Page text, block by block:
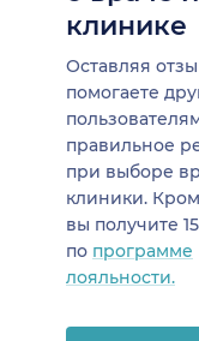
клинике
Оставляя
помогаете
правильное
при выборе
клиники.
вы получите
по программе
лояльности.